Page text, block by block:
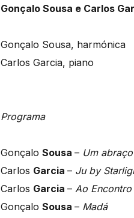
Gonçalo Sousa e Carlos
Gonçalo Sousa, harmónica
Carlos Garcia, piano
Programa
Gonçalo Sousa – Um
Carlos Garcia – Ju by
Carlos Garcia – Ao Encontro
Gonçalo Sousa – Madá